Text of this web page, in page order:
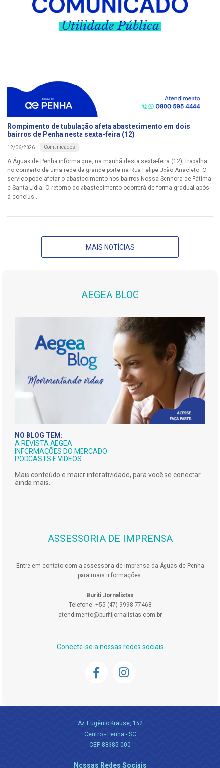
Rompimento de tubulação afeta abastecimento em dois
bairros de Penha nesta sexta-feira (12)
12/06/2026 Comunicados
A Águas de Penha informa que, na manhã desta sexta-feira (12), trabalha
no conserto de uma rede de grande porte na Rua Felipe João Anacleto. O
serviço pode afetar o abastecimento nos bairros Nossa Senhora de Fátima
e Santa Lídia. O retorno do abastecimento ocorrerá de forma gradual após
a conclus...
MAIS NOTÍCIAS
AEGEA BLOG
NO BLOG TEM:
A REVISTA AEGEA
INFORMAÇÕES DO MERCADO
PODCASTS E VÍDEOS
Mais conteúdo e maior interatividade, para você se conectar
ainda mais.
ASSESSORIA DE IMPRENSA
Entre em contato com a assessoria de imprensa da Águas de Penha
para mais informações.
Buriti Jornalistas
Telefone: +55 (47) 9998-77468
atendimento@buritijornalistas.com.br
Conecte-se a nossas redes sociais
Av. Eugênio Krause, 152
Centro - Penha - SC
CEP 88385-000
Nossas Redes Sociais